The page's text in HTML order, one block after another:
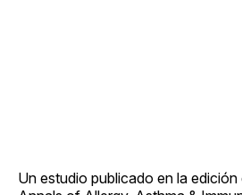
Un estudio publicado en la